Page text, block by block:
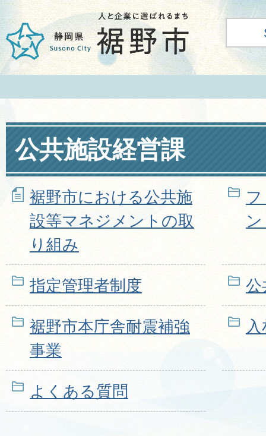
公共施設経営課
裾野市における公共施
設等マネジメントの取
り組み
指定管理者制度 公
裾野市本庁舎耐震補強
事業
よくある質問